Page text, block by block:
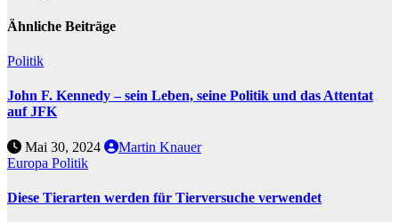
Ähnliche Beiträge
Politik
John F. Kennedy – sein Leben, seine Politik und das Attentat
auf JFK
Mai 30, 2024
Martin Knauer
Europa Politik
Diese Tierarten werden für Tierversuche verwendet